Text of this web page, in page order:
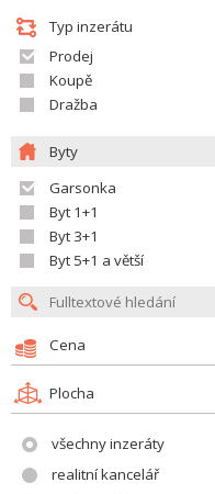
Typ inzerátu
Prodej
Koupě
Dražba
Byty
Garsonka
Byt 1+1
Byt 3+1
Byt 5+1 a větší
Cena
Plocha
všechny inzeráty
realitní kancelář